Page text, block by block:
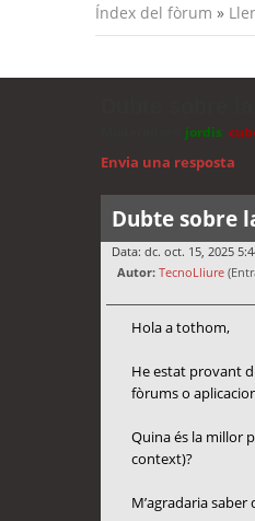
Índex del fòrum »
jordis
Envia una resposta
Dubte sobre
Data: dc. oct. 15, 2025
Autor: TecnoLliure
Hola a tothom,
He estat provant
fòrums o
Quina és la millor
context)?
M’agradaria